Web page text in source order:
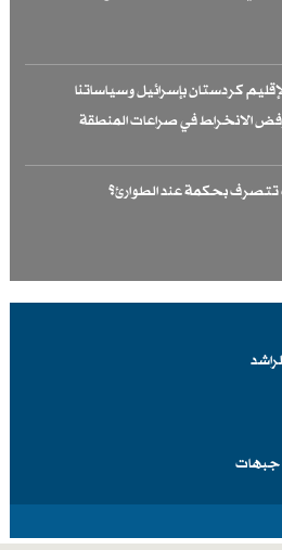
كردستان بإسرائيل وسياساتنا
الانخراط في صراعات المنطقة
تتصرف بحكمة عند الطوارئ؟
جبهات